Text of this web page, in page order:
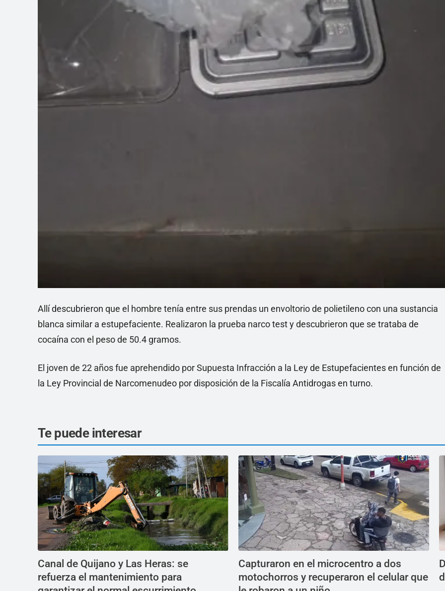
Allí descubrieron que el hombre tenía entre sus prendas un envoltorio de polietileno con una sustancia
blanca similar a estupefaciente. Realizaron la prueba narco test y descubrieron que se trataba de
cocaína con el peso de 50.4 gramos.
El joven de 22 años fue aprehendido por Supuesta Infracción a la Ley de Estupefacientes en función de
la Ley Provincial de Narcomenudeo por disposición de la Fiscalía Antidrogas en turno.
Te puede interesar
Canal de Quijano y Las Heras: se
refuerza el mantenimiento para
Capturaron en el microcentro a dos
motochorros y recuperaron el celular que